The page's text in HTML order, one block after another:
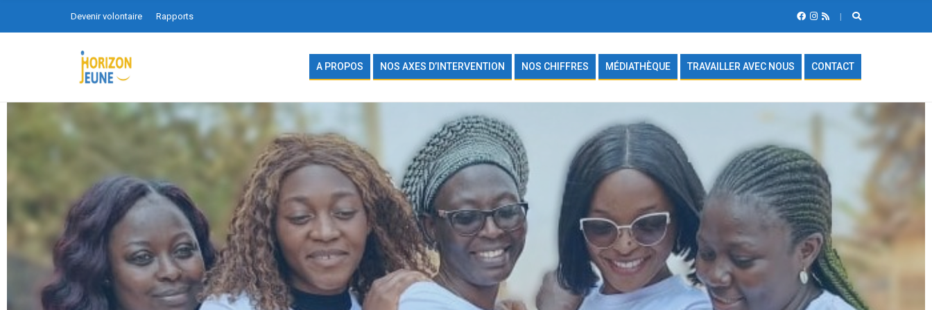
Devenir volontaire Rapports
A PROPOS NOS AXES D’INTERVENTION NOS CHIFFRES MÉDIATHÈQUE TRAVAILLER AVEC NOUS CONTACT